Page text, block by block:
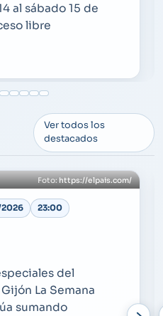
al sábado 15 de
libre
Ver todos los
destacados
https://elpais.com/
23:00
del
La Semana
sumando